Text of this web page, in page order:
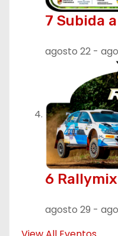
7 Subida
agosto 22 -
6
agosto 29 -